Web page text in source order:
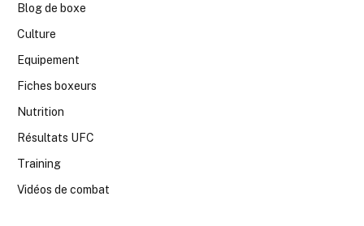
Blog de boxe
Culture
Equipement
Fiches boxeurs
Nutrition
Résultats UFC
Training
Vidéos de combat